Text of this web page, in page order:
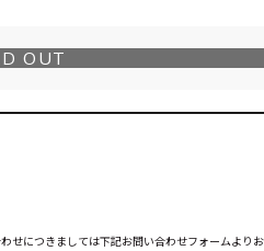
OUT
せにつきましては下記お問い合わせフォームより